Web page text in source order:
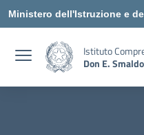
Ministero dell'Istruzione e
Istituto
Don E.